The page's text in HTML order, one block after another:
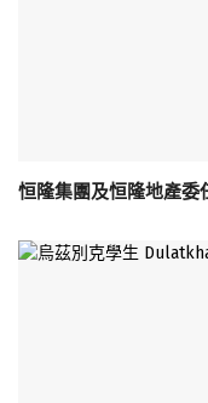
恒隆集團及恒隆地產委